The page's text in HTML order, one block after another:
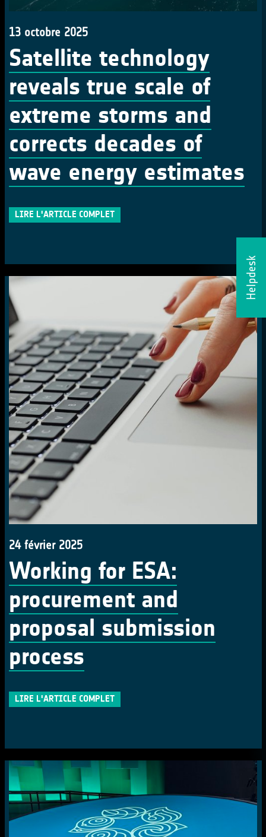
Helpdesk
13 octobre 2025
Satellite technology
reveals true scale of
extreme storms and
corrects decades of
wave energy estimates
LIRE L'ARTICLE COMPLET
24 février 2025
Working for ESA:
procurement and
proposal submission
process
LIRE L'ARTICLE COMPLET